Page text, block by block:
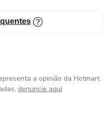
a opinião da Hotmart.
denuncie aqui